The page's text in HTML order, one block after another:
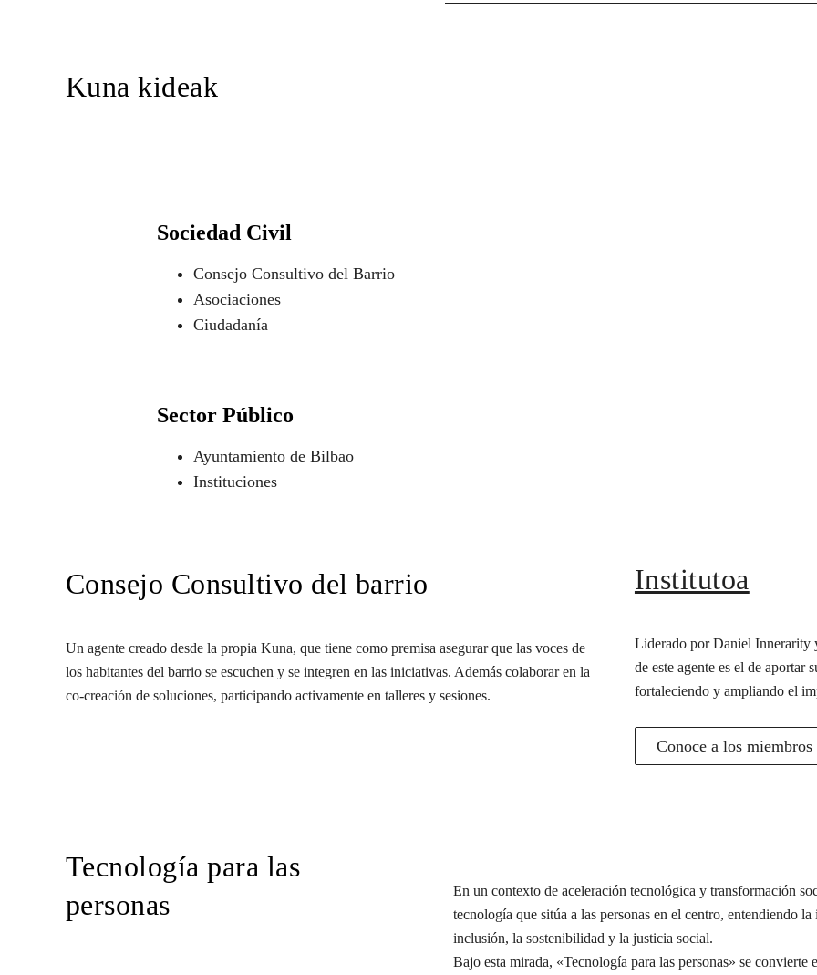
Kuna kideak
Sociedad Civil
Consejo Consultivo del Barrio
Asociaciones
Ciudadanía
Sector Público
Ayuntamiento de Bilbao
Instituciones
Consejo Consultivo del barrio
Un agente creado desde la propia Kuna, que tiene como premisa asegurar que las voces de
los habitantes del barrio se escuchen y se integren en las iniciativas. Además colaborar en la
co-creación de soluciones, participando activamente en talleres y sesiones.
Institutoa
Liderado por Daniel Innerarity
de este agente es el de aportar
fortaleciendo y ampliando el
Conoce a los
Tecnología para las
personas
En un contexto de aceleración tecnológica y transformación
tecnología que sitúa a las personas en el centro, entendiendo
inclusión, la sostenibilidad y la justicia social.
Bajo esta mirada, «Tecnología para las personas» se